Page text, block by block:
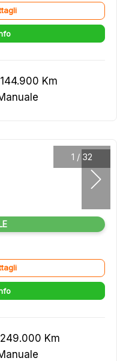
144.900 Km
1 / 32
249.000 Km